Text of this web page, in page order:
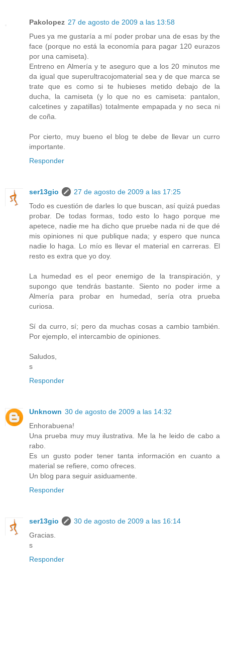
Pakolopez 27 de agosto de 2009 a las 13:58
Pues ya me gustaría a mí poder probar una de esas by the
face (porque no está la economía para pagar 120 eurazos
por una camiseta).
Entreno en Almería y te aseguro que a los 20 minutos me
da igual que superultracojomaterial sea y de que marca se
trate que es como si te hubieses metido debajo de la
ducha, la camiseta (y lo que no es camiseta: pantalon,
calcetines y zapatillas) totalmente empapada y no seca ni
de coña.
Por cierto, muy bueno el blog te debe de llevar un curro
importante.
Responder
ser13gio
27 de agosto de 2009 a las 17:25
Todo es cuestión de darles lo que buscan, así quizá puedas
probar. De todas formas, todo esto lo hago porque me
apetece, nadie me ha dicho que pruebe nada ni de que dé
mis opiniones ni que publique nada; y espero que nunca
nadie lo haga. Lo mío es llevar el material en carreras. El
resto es extra que yo doy.
La humedad es el peor enemigo de la transpiración, y
supongo que tendrás bastante. Siento no poder irme a
Almería para probar en humedad, sería otra prueba
curiosa.
Sí da curro, sí; pero da muchas cosas a cambio también.
Por ejemplo, el intercambio de opiniones.
Saludos,
s
Responder
Unknown 30 de agosto de 2009 a las 14:32
Enhorabuena!
Una prueba muy muy ilustrativa. Me la he leido de cabo a
rabo.
Es un gusto poder tener tanta información en cuanto a
material se refiere, como ofreces.
Un blog para seguir asiduamente.
Responder
ser13gio
30 de agosto de 2009 a las 16:14
Gracias.
s
Responder